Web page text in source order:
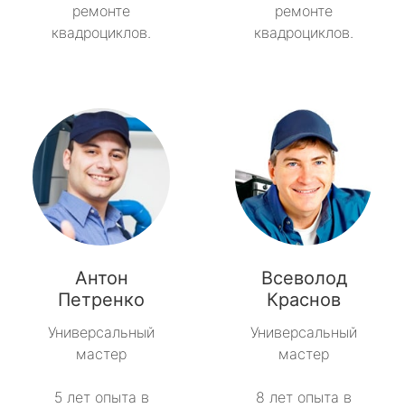
ремонте
квадроциклов.
ремонте
квадроциклов.
Антон
Петренко
Универсальный
мастер
5 лет опыта в
Всеволод
Краснов
Универсальный
мастер
8 лет опыта в